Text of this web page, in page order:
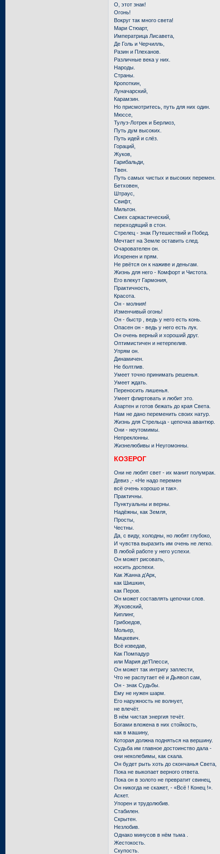
О, этот знак!
Огонь!
Вокруг так много света!
Мари Стюарт,
Императрица Лисавета,
Де Голь и Черчилль,
Разин и Плеханов.
Различные века у них.
Народы.
Страны.
Кропоткин,
Луначарский,
Карамзин.
Но присмотритесь, путь для них один.
Мюссе,
Тулуз-Лотрек и Берлиоз,
Путь дум высоких.
Путь идей и слёз.
Гораций,
Жуков,
Гарибальди,
Твен.
Путь самых чистых и высоких перемен.
Бетховен,
Штраус,
Свифт,
Мильтон.
Смех саркастический,
переходящий в стон.
Стрелец - знак Путешествий и Побед.
Мечтает на Земле оставить след.
Очарователен он.
Искренен и прям.
Не рвётся он к наживе и деньгам.
Жизнь для него - Комфорт и Чистота.
Его влекут Гармония,
Практичность,
Красота.
Он - молния!
Изменчивый огонь!
Он - быстр , ведь у него есть конь.
Опасен он - ведь у него есть лук.
Он очень верный и хороший друг.
Оптимистичен и нетерпелив.
Упрям он.
Динамичен.
Не болтлив.
Умеет точно принимать решенья.
Умеет ждать.
Переносить лишенья.
Умеет флиртовать и любит это.
Азартен и готов бежать до края Света.
Нам не дано переменить своих натур.
Жизнь для Стрельца - цепочка авантюр.
Они - неутомимы.
Непреклонны.
Жизнелюбивы и Неугомонны.
КОЗЕРОГ
Они не любят свет - их манит полумрак.
Девиз ,- «Не надо перемен
всё очень хорошо и так».
Практичны.
Пунктуальны и верны.
Надёжны, как Земля,
Просты,
Честны.
Да, с виду, холодны, но любят глубоко,
И чувства выразить им очень не легко.
В любой работе у него успехи.
Он может рисовать,
носить доспехи.
Как Жанна д’Арк,
как Шишкин,
как Перов.
Он может составлять цепочки слов.
Жуковский,
Киплинг,
Грибоедов,
Мольер,
Мицкевич.
Всё изведав,
Как Помпадур
или Мария де’Плесси,
Он может так интригу заплести,
Что не распутает её и Дьявол сам,
Он - знак Судьбы.
Ему не нужен шарм.
Его наружность не волнует,
не влечёт.
В нём чистая энергия течёт.
Богами вложена в них стойкость,
как в машину,
Которая должна подняться на вершину.
Судьба им главное достоинство дала -
они неколебимы, как скала.
Он будет рыть хоть до скончанья Света,
Пока не выкопает верного ответа.
Пока он в золото не превратит свинец,
Он никогда не скажет, - «Всё ! Конец !».
Аскет.
Упорен и трудолюбив.
Стабилен.
Скрытен.
Незлобив.
Однако минусов в нём тьма .
Жестокость.
Скупость.